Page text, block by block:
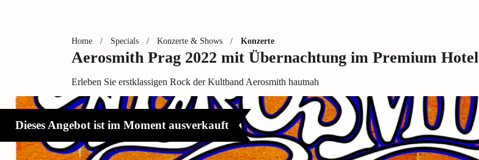
Home / Specials / Konzerte & Shows / Konzerte
Aerosmith Prag 2022 mit Übernachtung im Premium Hotel
Erleben Sie erstklassigen Rock der Kultband Aerosmith hautnah
Dieses Angebot ist im Moment ausverkauft